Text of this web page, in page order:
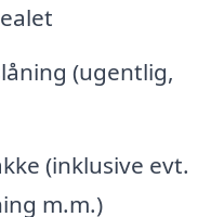
(ugentlig,
(inklusive evt.
m.m.)